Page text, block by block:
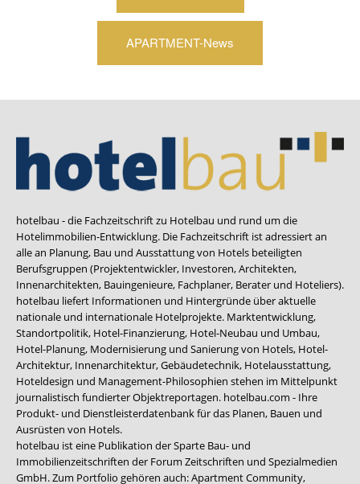
APARTMENT-News
hotelbau - die Fachzeitschrift zu Hotelbau und rund um die
Hotelimmobilien-Entwicklung. Die Fachzeitschrift ist adressiert an
alle an Planung, Bau und Ausstattung von Hotels beteiligten
Berufsgruppen (Projektentwickler, Investoren, Architekten,
Innenarchitekten, Bauingenieure, Fachplaner, Berater und Hoteliers).
hotelbau liefert Informationen und Hintergründe über aktuelle
nationale und internationale Hotelprojekte. Marktentwicklung,
Standortpolitik, Hotel-Finanzierung, Hotel-Neubau und Umbau,
Hotel-Planung, Modernisierung und Sanierung von Hotels, Hotel-
Architektur, Innenarchitektur, Gebäudetechnik, Hotelausstattung,
Hoteldesign und Management-Philosophien stehen im Mittelpunkt
journalistisch fundierter Objektreportagen. hotelbau.com - Ihre
Produkt- und Dienstleisterdatenbank für das Planen, Bauen und
Ausrüsten von Hotels.
hotelbau ist eine Publikation der Sparte Bau- und
Immobilienzeitschriften der Forum Zeitschriften und Spezialmedien
GmbH. Zum Portfolio gehören auch:Apartment Community,